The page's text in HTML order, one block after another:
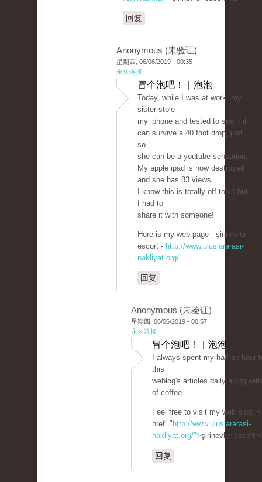
回复
Anonymous (未验证)
星期四, 06/06/2019 - 00:35
永久连接
冒个泡吧！ | 泡泡
Today, while I was at work, my
sister stole
my iphone and tested to see if it
can survive a 40 foot drop, just
so
she can be a youtube sensation.
My apple ipad is now destroyed
and she has 83 views.
I know this is totally off topic but
I had to
share it with someone!
Here is my web page - şirinevler
escort - http://www.uluslararasi-
nakliyat.org/
回复
Anonymous (未验证)
星期四, 06/06/2019 - 00:57
永久连接
冒个泡吧！ | 泡泡
I always spent my half an hour
this
weblog's articles daily along
of coffee.
Feel free to visit my web blog;
href=" http://www.uluslararasi-
nakliyat.org/">şirinevler
回复